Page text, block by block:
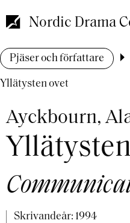
till
huvudinnehåll
Nordic Drama
Länkstig
Pjäser och författare
Yllätysten ovet
Ayckbourn,
Skrivandeår: 1994